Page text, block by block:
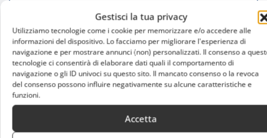
Gestisci la tua privacy
Utilizziamo tecnologie come i cookie per memorizzare e/o accedere alle
informazioni del dispositivo. Lo facciamo per migliorare l'esperienza di
navigazione e per mostrare annunci (non) personalizzati. Il consenso a
tecnologie ci consentirà di elaborare dati quali il comportamento di
navigazione o gli ID univoci su questo sito. Il mancato consenso o la revoca
del consenso possono influire negativamente su alcune caratteristiche e
funzioni.
Accetta
Los Angeles 2028 nel
mirino
Prima dell’avventura italiana, Dermaux sarà
nazionale belga tra
Europei. L’obiettivo a lungo termine resta quello